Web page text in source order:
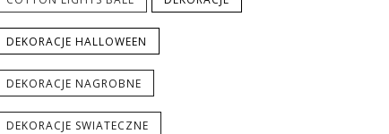
DEKORACJE HALLOWEEN
DEKORACJE NAGROBNE
DEKORACJE SWIATECZNE